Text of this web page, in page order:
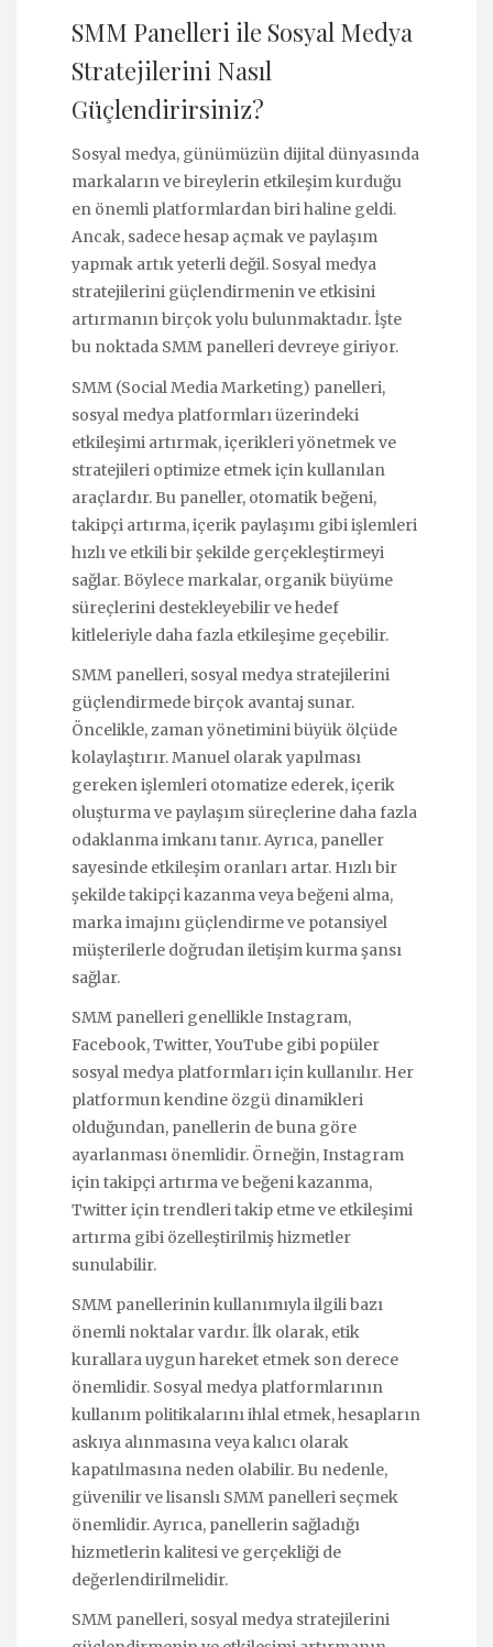
SMM Panelleri ile Sosyal Medya
Stratejilerini Nasıl
Güçlendirirsiniz?
Sosyal medya, günümüzün dijital dünyasında
markaların ve bireylerin etkileşim kurduğu
en önemli platformlardan biri haline geldi.
Ancak, sadece hesap açmak ve paylaşım
yapmak artık yeterli değil. Sosyal medya
stratejilerini güçlendirmenin ve etkisini
artırmanın birçok yolu bulunmaktadır. İşte
bu noktada SMM panelleri devreye giriyor.
SMM (Social Media Marketing) panelleri,
sosyal medya platformları üzerindeki
etkileşimi artırmak, içerikleri yönetmek ve
stratejileri optimize etmek için kullanılan
araçlardır. Bu paneller, otomatik beğeni,
takipçi artırma, içerik paylaşımı gibi işlemleri
hızlı ve etkili bir şekilde gerçekleştirmeyi
sağlar. Böylece markalar, organik büyüme
süreçlerini destekleyebilir ve hedef
kitleleriyle daha fazla etkileşime geçebilir.
SMM panelleri, sosyal medya stratejilerini
güçlendirmede birçok avantaj sunar.
Öncelikle, zaman yönetimini büyük ölçüde
kolaylaştırır. Manuel olarak yapılması
gereken işlemleri otomatize ederek, içerik
oluşturma ve paylaşım süreçlerine daha fazla
odaklanma imkanı tanır. Ayrıca, paneller
sayesinde etkileşim oranları artar. Hızlı bir
şekilde takipçi kazanma veya beğeni alma,
marka imajını güçlendirme ve potansiyel
müşterilerle doğrudan iletişim kurma şansı
sağlar.
SMM panelleri genellikle Instagram,
Facebook, Twitter, YouTube gibi popüler
sosyal medya platformları için kullanılır. Her
platformun kendine özgü dinamikleri
olduğundan, panellerin de buna göre
ayarlanması önemlidir. Örneğin, Instagram
için takipçi artırma ve beğeni kazanma,
Twitter için trendleri takip etme ve etkileşimi
artırma gibi özelleştirilmiş hizmetler
sunulabilir.
SMM panellerinin kullanımıyla ilgili bazı
önemli noktalar vardır. İlk olarak, etik
kurallara uygun hareket etmek son derece
önemlidir. Sosyal medya platformlarının
kullanım politikalarını ihlal etmek, hesapların
askıya alınmasına veya kalıcı olarak
kapatılmasına neden olabilir. Bu nedenle,
güvenilir ve lisanslı SMM panelleri seçmek
önemlidir. Ayrıca, panellerin sağladığı
hizmetlerin kalitesi ve gerçekliği de
değerlendirilmelidir.
SMM panelleri, sosyal medya stratejilerini